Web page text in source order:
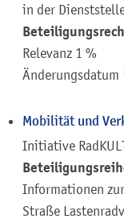
in der
Relevanz 1 %
Änderungsdatum
Mobilität und
Initiative
Informationen
Straße